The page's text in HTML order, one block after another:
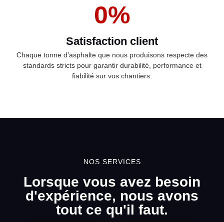
Satisfaction client
0%
Chaque tonne d’asphalte que nous produisons respecte des
standards stricts pour garantir durabilité, performance et
fiabilité sur vos chantiers.
NOS SERVICES
Lorsque vous avez besoin
d'expérience, nous avons
tout ce qu'il faut.